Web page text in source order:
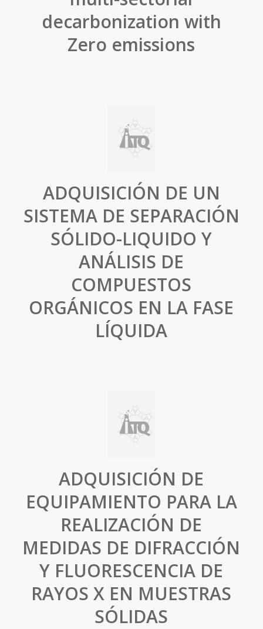
decarbonization with
Zero emissions
ADQUISICIÓN DE UN
SISTEMA DE SEPARACIÓN
SÓLIDO-LIQUIDO Y
ANÁLISIS DE
COMPUESTOS
ORGÁNICOS EN LA FASE
LÍQUIDA
ADQUISICIÓN DE
EQUIPAMIENTO PARA LA
REALIZACIÓN DE
MEDIDAS DE DIFRACCIÓN
Y FLUORESCENCIA DE
RAYOS X EN MUESTRAS
SÓLIDAS